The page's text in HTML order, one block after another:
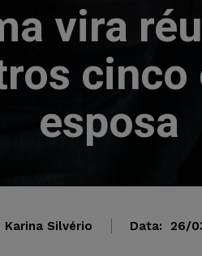
vira
cinco
esposa
Karina Silvério Data: 26/